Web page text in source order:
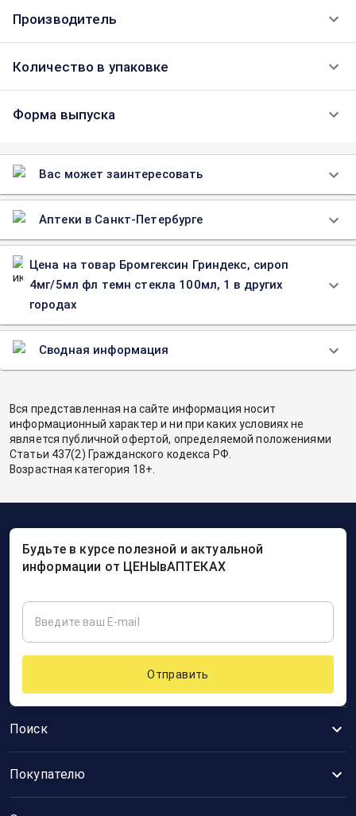
Производитель
Количество в упаковке
Форма выпуска
Вас может заинтересовать
Аптеки в Санкт-Петербурге
Цена на товар Бромгексин Гриндекс, сироп
4мг/5мл фл темн стекла 100мл, 1 в других
городах
Сводная информация
Вся представленная на сайте информация носит
информационный характер и ни при каких условиях не
является публичной офертой, определяемой положениями
Статьи 437(2) Гражданского кодекса РФ.
Возрастная категория 18+.
Поиск
Покупателю
Будьте в курсе полезной и актуальной
информации от ЦЕНЫвАПТЕКАХ
Отправить